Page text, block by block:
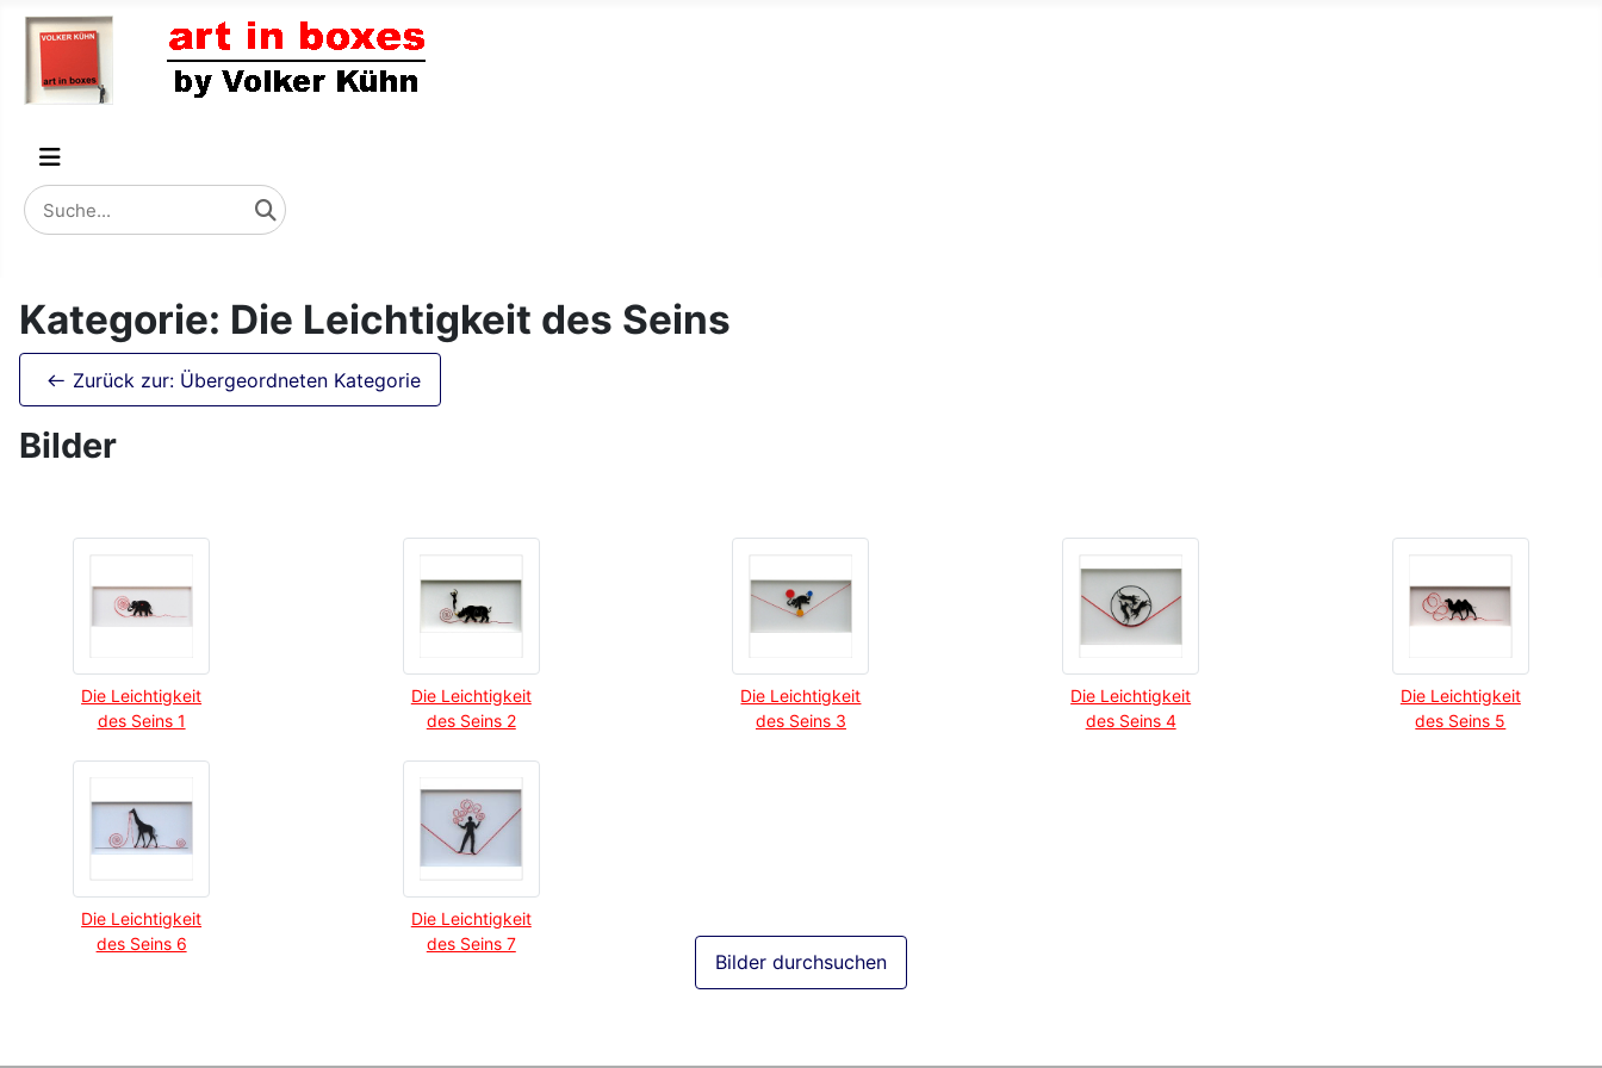
Kategorie: Die Leichtigkeit des Seins
Zurück zur: Übergeordneten Kategorie
Bilder
Die Leichtigkeit
des Seins 1
Die Leichtigkeit
des Seins 2
Die Leichtigkeit
des Seins 3
Die Leichtigkeit
des Seins 4
Die Leichtigkeit
des Seins 5
Die Leichtigkeit
des Seins 6
Die Leichtigkeit
des Seins 7
Bilder durchsuchen